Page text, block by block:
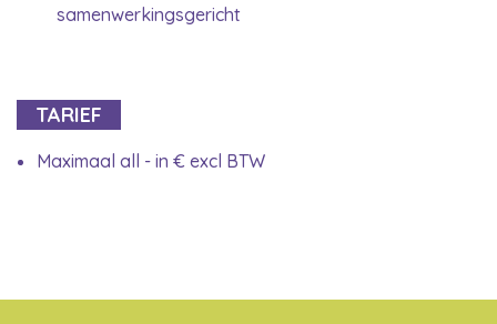
samenwerkingsgericht
TARIEF
Maximaal all - in € excl BTW